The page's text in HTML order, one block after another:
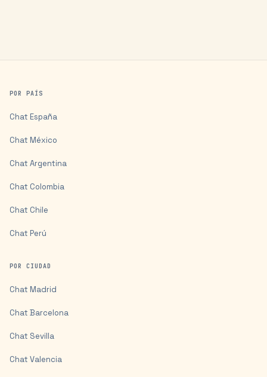
POR PAÍS
Chat España
Chat México
Chat Argentina
Chat Colombia
Chat Chile
Chat Perú
POR CIUDAD
Chat Madrid
Chat Barcelona
Chat Sevilla
Chat Valencia